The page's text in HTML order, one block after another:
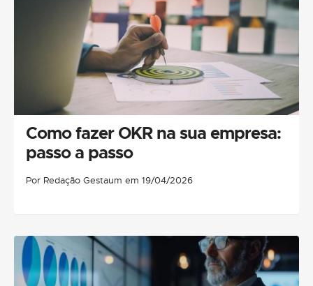
Como fazer OKR na sua empresa:
passo a passo
Por Redação Gestaum em 19/04/2026